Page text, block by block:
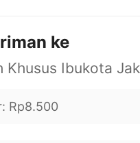
ke
: Rp8.500